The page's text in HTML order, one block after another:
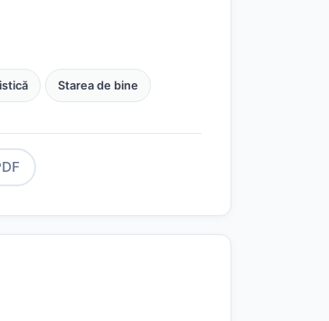
Starea de bine